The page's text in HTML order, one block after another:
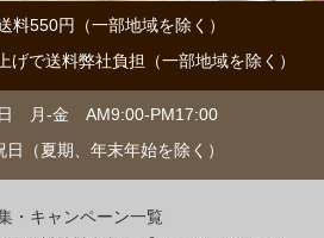
料550円（一部地域を除く）
げで送料弊社負担（一部地域を除く）
日 月-金 AM9:00-PM17:00
（夏期、年末年始を除く）
・キャンペーン一覧